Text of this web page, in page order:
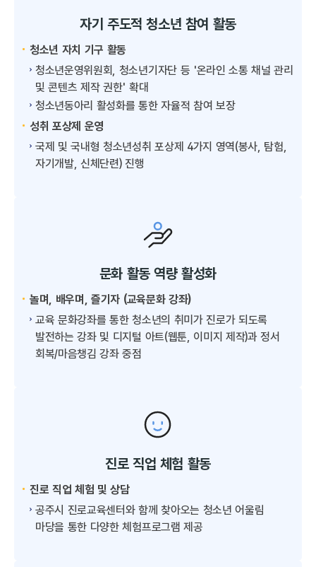
자기 주도적 청소년 참여 활동
청소년 자치 기구 활동
청소년운영위원회, 청소년기자단 등 '온라인 소통 채널 관리
및 콘텐츠 제작 권한' 확대
청소년동아리 활성화를 통한 자율적 참여 보장
성취 포상제 운영
국제 및 국내형 청소년성취 포상제 4가지 영역(봉사, 탐험,
자기개발, 신체단련) 진행
문화 활동 역량 활성화
놀며, 배우며, 즐기자 (교육문화 강좌)
교육 문화강좌를 통한 청소년의 취미가 진로가 되도록
발전하는 강좌 및 디지털 아트(웹툰, 이미지 제작)과 정서
회복/마음챙김 강좌 중점
진로 직업 체험 활동
진로 직업 체험 및 상담
공주시 진로교육센터와 함께 찾아오는 청소년 어울림
마당을 통한 다양한 체험프로그램 제공